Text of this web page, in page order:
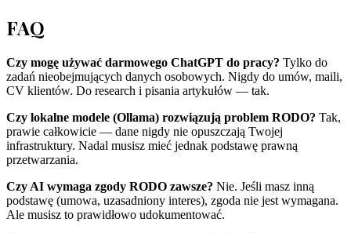
FAQ
Czy mogę używać darmowego ChatGPT do pracy? Tylko do
zadań nieobejmujących danych osobowych. Nigdy do umów, maili,
CV klientów. Do research i pisania artykułów — tak.
Czy lokalne modele (Ollama) rozwiązują problem RODO? Tak,
prawie całkowicie — dane nigdy nie opuszczają Twojej
infrastruktury. Nadal musisz mieć jednak podstawę prawną
przetwarzania.
Czy AI wymaga zgody RODO zawsze? Nie. Jeśli masz inną
podstawę (umowa, uzasadniony interes), zgoda nie jest wymagana.
Ale musisz to prawidłowo udokumentować.